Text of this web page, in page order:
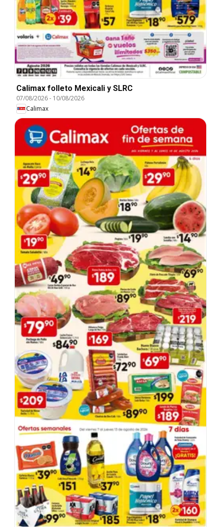
Calimax folleto Mexicali y SLRC
07/08/2026- 10/08/2026
Calimax